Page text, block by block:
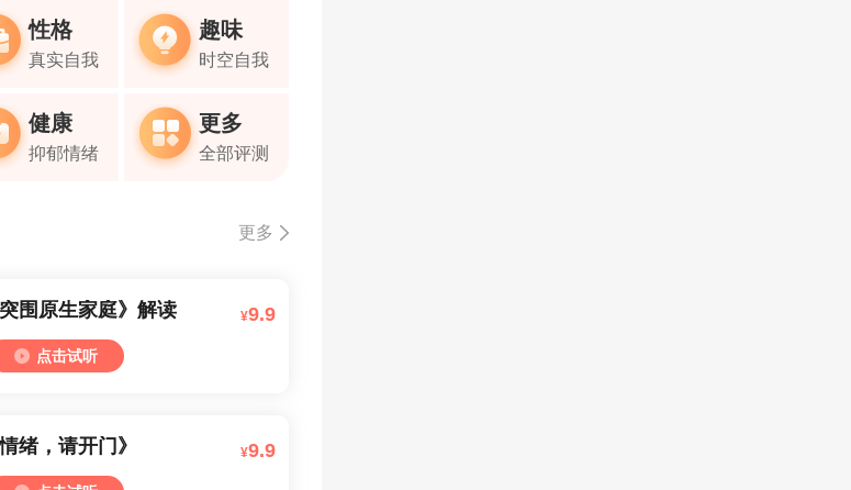
性格
真实自我
趣味
时空自我
健康
抑郁情绪
更多
全部评测
更多
突围原生家庭》解读 ¥9.9
点击试听
情绪，请开门》 ¥9.9